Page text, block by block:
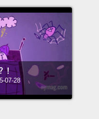
the behavior.
cues and these
and how to
像觸發一個行為開
身。接著最後，獎
自發行為編碼。其
！
07-28